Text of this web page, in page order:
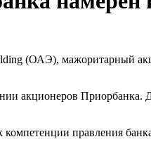
(ОАЭ), мажоритарный
акционеров Приорбанка.
компетенции правления